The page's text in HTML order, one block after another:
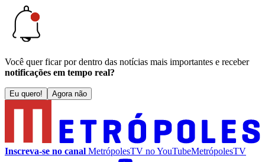
Você quer ficar por dentro das notícias mais importantes e receber
notificações em tempo real?
Eu quero! Agora não
Inscreva-se no canal MetrópolesTV noYouTubeMetrópolesTV